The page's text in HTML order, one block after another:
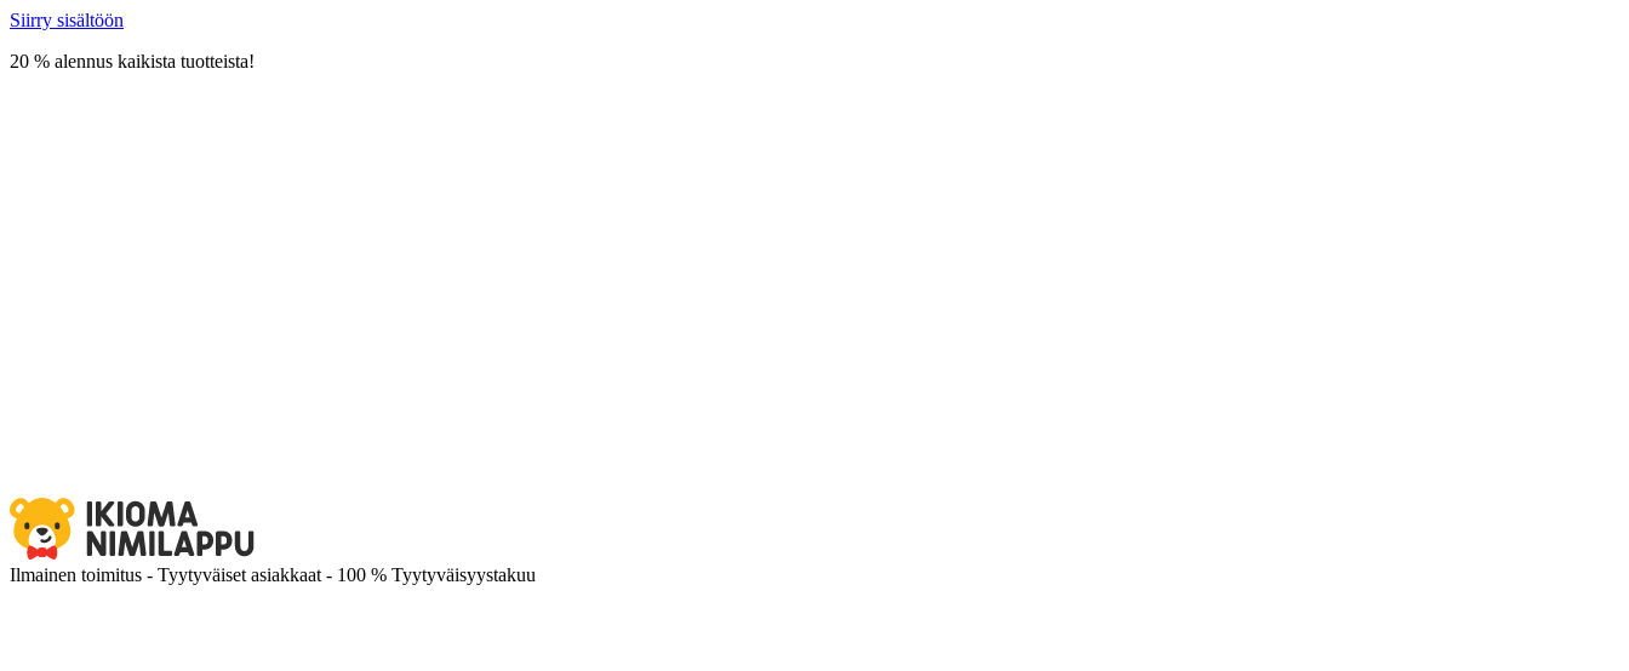
Siirry sisältöön
20 % alennus kaikista tuotteista!
Ilmainen toimitus - Tyytyväiset asiakkaat - 100 % Tyytyväisyystakuu